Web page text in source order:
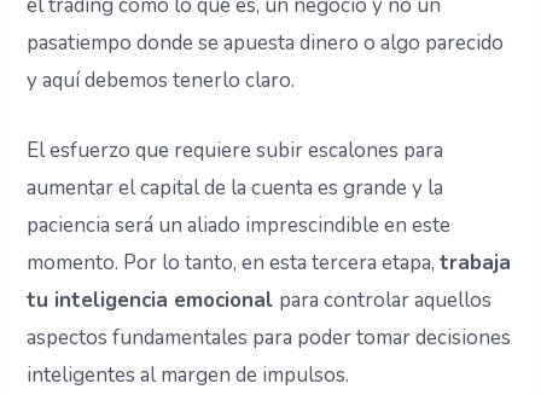
pasatiempo donde se apuesta dinero o algo parecido
y aquí debemos tenerlo claro.
El esfuerzo que requiere subir escalones para
aumentar el capital de la cuenta es grande y la
paciencia será un aliado imprescindible en este
momento. Por lo tanto, en esta tercera etapa,trabaja
tu inteligencia emocional para controlar aquellos
aspectos fundamentales para poder tomar decisiones
inteligentes al margen de impulsos.